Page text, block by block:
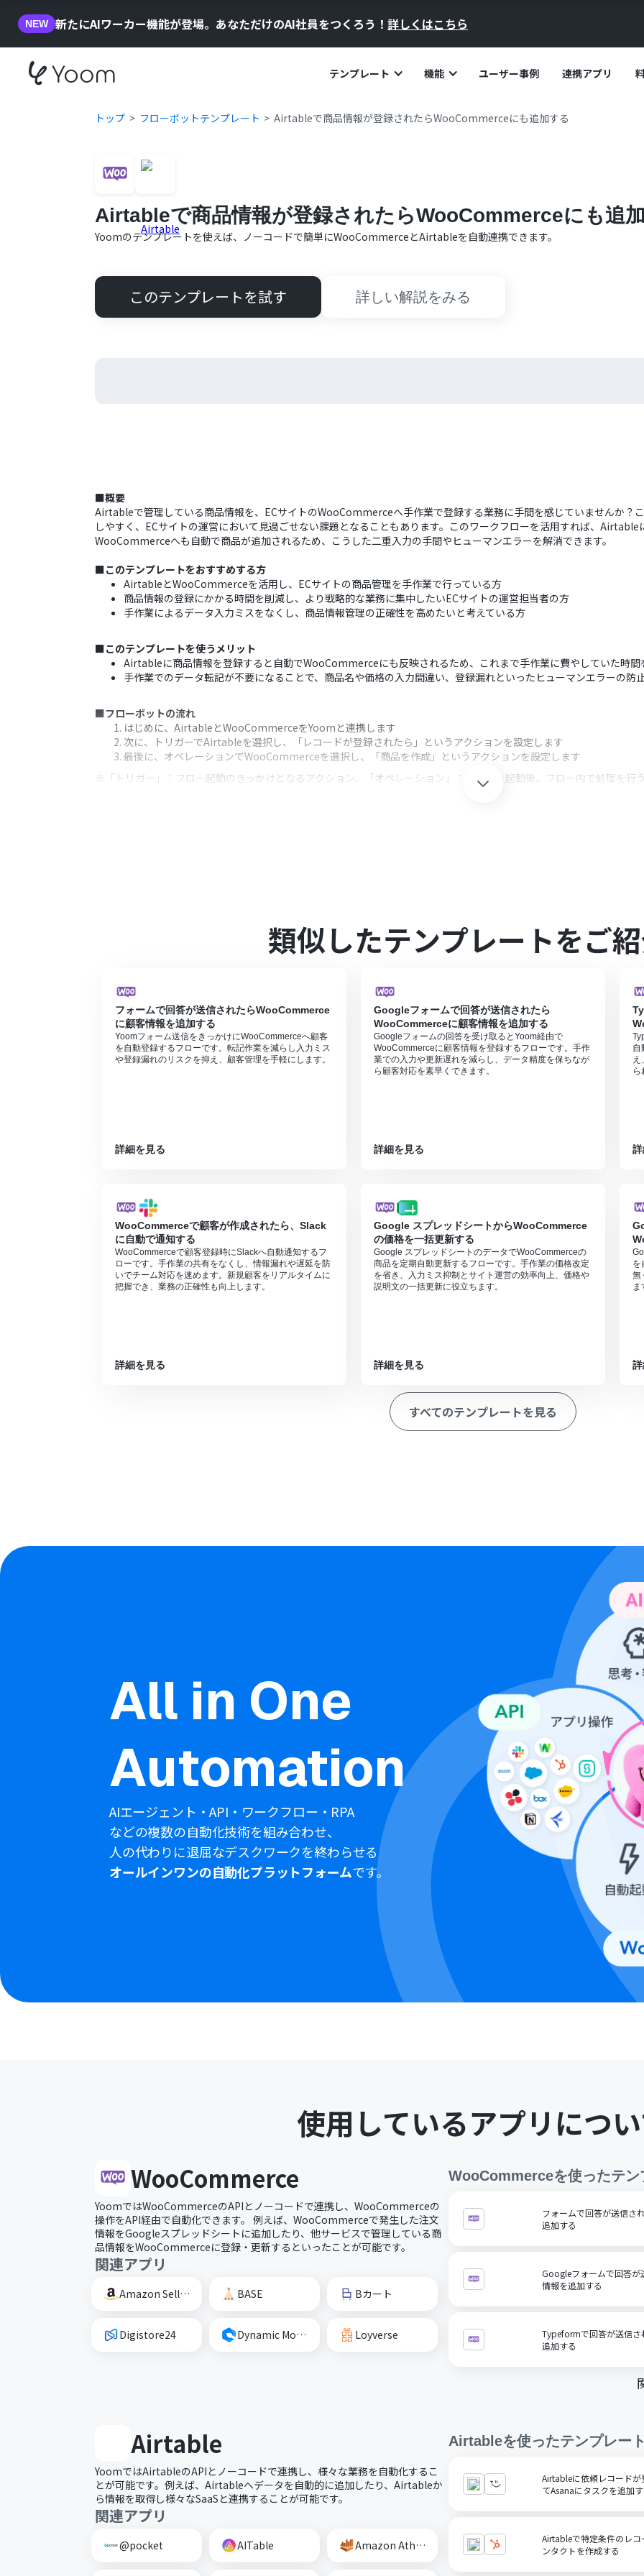
NEW 新たにAIワーカー機能が登場。あなただけのAI社員をつくろう！ 詳しくはこちら
テンプレート 機能 ユーザー事例 連携アプリ
トップ フローボットテンプレート Airtableで商品情報が登録されたらWooCommerceにも追加する
Airtableで商品情報が登録されたらWooCommerceにも追
Yoomのテンプレートを使えば、ノーコードで簡単にWooCommerceとAirtableを自動連携できます。
このテンプレートを試す 詳しい解説をみる
■概要
Airtableで管理している商品情報を、ECサイトのWooCommerceへ手作業で登録する業務に手間を感じていませんか？
しやすく、ECサイトの運営において見過ごせない課題となることもあります。このワークフローを活用すれば、
WooCommerceへも自動で商品が追加されるため、こうした二重入力の手間やヒューマンエラーを解消できます。
■このテンプレートをおすすめする方
AirtableとWooCommerceを活用し、ECサイトの商品管理を手作業で行っている方
商品情報の登録にかかる時間を削減し、より戦略的な業務に集中したいECサイトの運営担当者の方
手作業によるデータ入力ミスをなくし、商品情報管理の正確性を高めたいと考えている方
■このテンプレートを使うメリット
Airtableに商品情報を登録すると自動でWooCommerceにも反映されるため、これまで手作業に費やしていた時間
手作業でのデータ転記が不要になることで、商品名や価格の入力間違い、登録漏れといったヒューマンエラーの防
■フローボットの流れ
はじめに、AirtableとWooCommerceをYoomと連携します
次に、トリガーでAirtableを選択し、「レコードが登録されたら」というアクションを設定します
最後に、オペレーションでWooCommerceを選択し、「商品を作成」というアクションを設定します
※「トリガー」：フロー起動のきっかけとなるアクション、「オペレーション」：トリガー起動後、フロー内で処理を行
プランによって最短の起動間隔が異なりますので、ご注意ください。
JSONPathから取得可能です。
類似したテンプレートをご
フォームで回答が送信されたらWooCommerce
に顧客情報を追加する
Yoomフォーム送信をきっかけにWooCommerceへ顧客
を自動登録するフローです。転記作業を減らし入力ミス
や登録漏れのリスクを抑え、顧客管理を手軽にします。
詳細を見る
Googleフォームで回答が送信されたら
WooCommerceに顧客情報を追加する
Googleフォームの回答を受け取るとYoom経由で
WooCommerceに顧客情報を登録するフローです。手作
業での入力や更新遅れを減らし、データ精度を保ちなが
ら顧客対応を素早くできます。
詳細を見る
自
ら
WooCommerceで顧客が作成されたら、Slack
に自動で通知する
WooCommerceで顧客登録時にSlackへ自動通知するフ
ローです。手作業の共有をなくし、情報漏れや遅延を防
いでチーム対応を速めます。新規顧客をリアルタイムに
把握でき、業務の正確性も向上します。
詳細を見る
Google スプレッドシートからWooCommerce
の価格を一括更新する
Google スプレッドシートのデータでWooCommerceの
商品を定期自動更新するフローです。手作業の価格改定
を省き、入力ミス抑制とサイト運営の効率向上、価格や
説明文の一括更新に役立ちます。
詳細を見る
を
無
ま
すべてのテンプレートを見る
All in One
Automation
AIエージェント・API・ワークフロー・RPA
などの複数の自動化技術を組み合わせ、
人の代わりに退屈なデスクワークを終わらせる
オールインワンの自動化プラットフォームです。
使用しているアプリにつ
WooCommerce
YoomではWooCommerceのAPIとノーコードで連携し、WooCommerceの
操作をAPI経由で自動化できます。 例えば、WooCommerceで発生した注文
情報をGoogleスプレッドシートに追加したり、他サービスで管理している商
品情報をWooCommerceに登録・更新するといったことが可能です。
関連アプリ
Amazon Seller Central BASE Bカート
Digistore24 Dynamic Mockups Loyverse
WooCommerceを使ったテン
フォームで回答が送信さ
追加する
Googleフォームで回答
情報を追加する
Typeformで回答が送信
追加する
Airtable
YoomではAirtableのAPIとノーコードで連携し、様々な業務を自動化するこ
とが可能です。例えば、Airtableへデータを自動的に追加したり、Airtableか
ら情報を取得し様々なSaaSと連携することが可能です。
関連アプリ
@pocket AITable Amazon Athena
Airtableを使ったテンプレー
Airtableに依頼レコード
てAsanaにタスクを追加
Airtableで特定条件のレ
ンタクトを作成する